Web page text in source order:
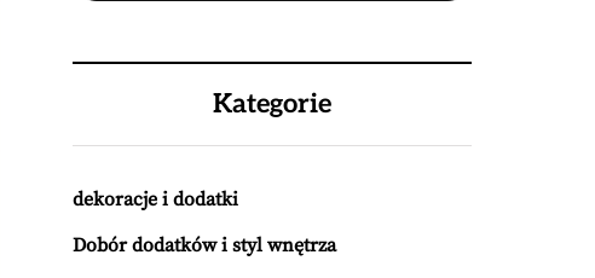
Kategorie
dekoracje i dodatki
Dobór dodatków i styl wnętrza